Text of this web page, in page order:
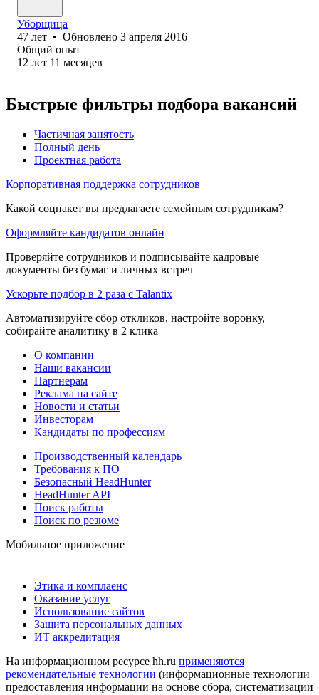
Уборщица
47 лет • Обновлено 3 апреля 2016
Общий опыт
12 лет 11 месяцев
Быстрые фильтры подбора вакансий
Частичная занятость
Полный день
Проектная работа
Корпоративная поддержка сотрудников
Какой соцпакет вы предлагаете семейным сотрудникам?
Оформляйте кандидатов онлайн
Проверяйте сотрудников и подписывайте кадровые
документы без бумаг и личных встреч
Ускорьте подбор в 2 раза с Talantix
Автоматизируйте сбор откликов, настройте воронку,
собирайте аналитику в 2 клика
О компании
Наши вакансии
Партнерам
Реклама на сайте
Новости и статьи
Инвесторам
Кандидаты по профессиям
Производственный календарь
Требования к ПО
Безопасный HeadHunter
HeadHunter API
Поиск работы
Поиск по резюме
Мобильное приложение
Этика и комплаенс
Оказание услуг
Использование сайтов
Защита персональных данных
ИТ аккредитация
На информационном ресурсе hh.ru применяются
рекомендательные технологии (информационные технологии
предоставления информации на основе сбора, систематизации